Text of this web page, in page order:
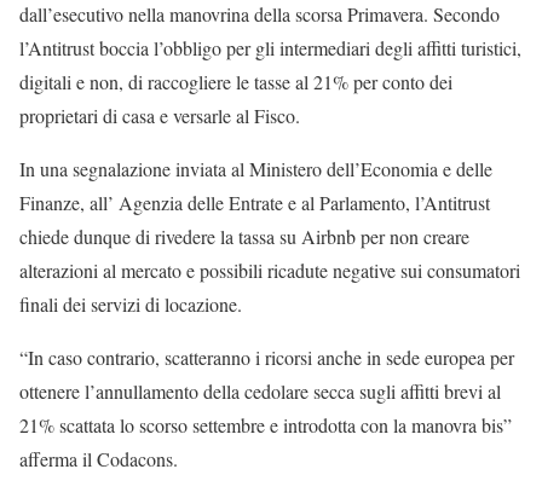
dall’esecutivo nella manovrina della scorsa Primavera. Secondo
l’Antitrust boccia l’obbligo per gli intermediari degli affitti turistici,
digitali e non, di raccogliere le tasse al 21% per conto dei
proprietari di casa e versarle al Fisco.
In una segnalazione inviata al Ministero dell’Economia e delle
Finanze, all’ Agenzia delle Entrate e al Parlamento, l’Antitrust
chiede dunque di rivedere la tassa su Airbnb per non creare
alterazioni al mercato e possibili ricadute negative sui consumatori
finali dei servizi di locazione.
“In caso contrario, scatteranno i ricorsi anche in sede europea per
ottenere l’annullamento della cedolare secca sugli affitti brevi al
21% scattata lo scorso settembre e introdotta con la manovra bis”
afferma il Codacons.